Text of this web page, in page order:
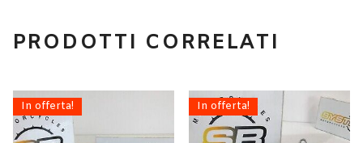
PRODOTTI CORRELATI
In offerta! In offerta!